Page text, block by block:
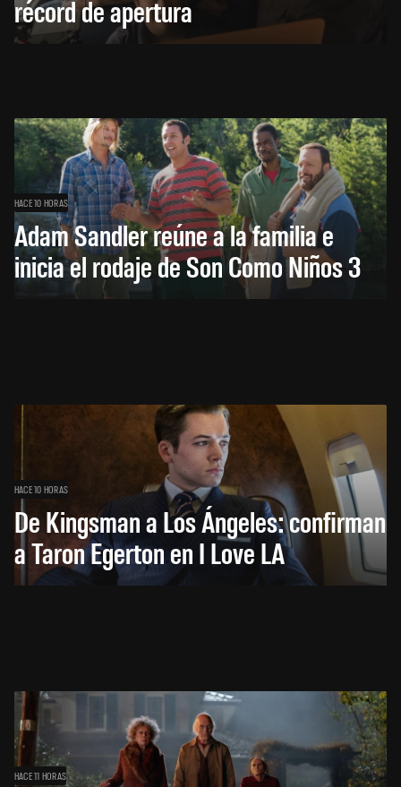
récord de apertura
HACE 10 HORAS
Adam Sandler reúne a la familia e
inicia el rodaje de Son Como Niños 3
HACE 10 HORAS
De Kingsman a Los Ángeles: confirman
a Taron Egerton en I Love LA
HACE 11 HORAS